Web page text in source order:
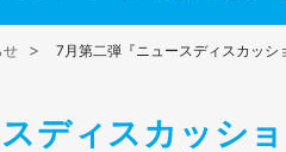
せ 7月第二弾『ニュースディスカッシ
ディスカッシ